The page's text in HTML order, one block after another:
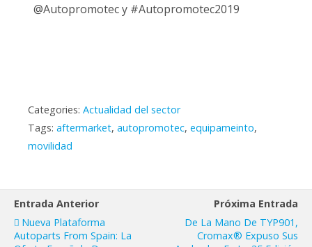
@Autopromotec y #Autopromotec2019
Categories: Actualidad del sector
Tags: aftermarket, autopromotec, equipameinto,
movilidad
Entrada Anterior
Nueva Plataforma
Autoparts From Spain: La
Próxima Entrada
De La Mano De TYP901,
Cromax® Expuso Sus